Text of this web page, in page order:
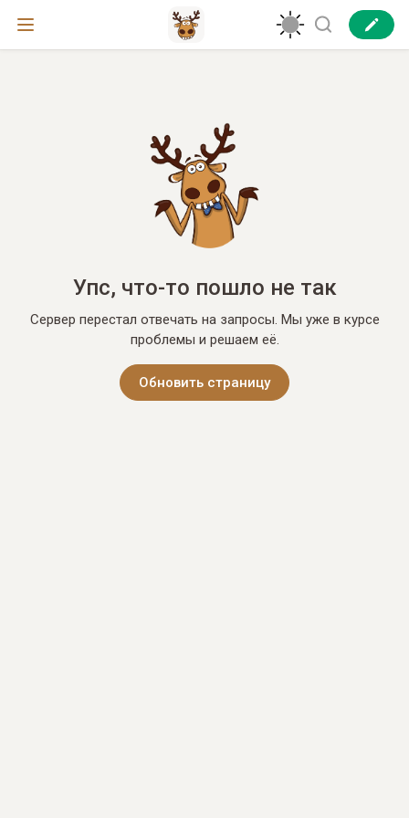
Упс, что-то пошло не так
Сервер перестал отвечать на запросы. Мы уже в курсе
проблемы и решаем её.
Обновить страницу